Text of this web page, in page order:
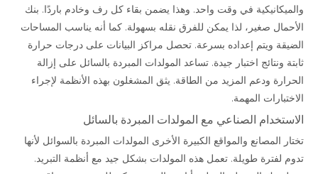
والميكانيكية في وقت واحد. وهذا يضمن بقاء كل رف وخادم باردًا. بنك
الأحمال صغير، لذا يمكن للفرق نقله بسهولة. كما أنه يناسب المساحات
الضيقة ويتم إعداده بسرعة. تحصل مراكز البيانات على درجات حرارة
ثابتة ونتائج اختبار جيدة. تساعد المولدات المبردة بالسائل على إزالة
الحرارة ودعم المزيد من الطاقة. يثق المشغلون بهذه الأنظمة لإجراء
الاختبارات المهمة.
الاستخدام الصناعي مع المولدات المبردة بالسائل
تختار المصانع والمواقع الكبيرة الأخرى المولدات المبردة بالسوائل لأنها
تدوم لفترة طويلة. تعمل هذه المولدات بشكل جيد مع أنظمة التبريد.